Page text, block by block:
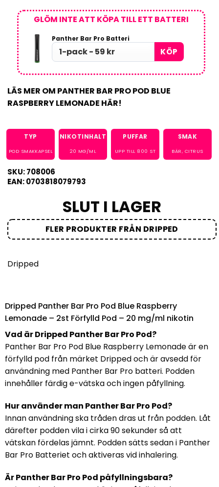
GLÖM INTE ATT KÖPA TILL ETT BATTERI
Panther Bar Pro Batteri
KÖP
LÄS MER OM PANTHER BAR PRO POD BLUE
RASPBERRY LEMONADE HÄR!
TYP
POD SMAKKAPSEL
NIKOTINHALT
20 MG/ML
PUFFAR
UPP TILL 800 ST
SMAK
BÄR, CITRUS
SKU: 708006
EAN: 0703818079793
SLUT I LAGER
FLER PRODUKTER FRÅN DRIPPED
Dripped
Dripped Panther Bar Pro Pod Blue Raspberry
Lemonade – 2st Förfylld Pod – 20 mg/ml nikotin
Vad är Dripped Panther Bar Pro Pod?
Panther Bar Pro Pod Blue Raspberry Lemonade är en
förfylld pod från märket Dripped och är avsedd för
användning med Panther Bar Pro batteri. Podden
innehåller färdig e-vätska och ingen påfyllning.
Hur använder man Panther Bar Pro Pod?
Innan användning ska tråden dras ut från podden. Låt
därefter podden vila i cirka 90 sekunder så att
vätskan fördelas jämnt. Podden sätts sedan i Panther
Bar Pro Batteriet och aktiveras vid inhalering.
Är Panther Bar Pro Pod påfyllningsbara?